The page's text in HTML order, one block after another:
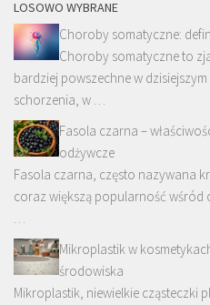
LOSOWO WYBRANE
Choroby somatyczne:
Choroby somatyczne to
bardziej powszechne w dzisiejszym
schorzenia, w …
Fasola czarna –
odżywcze
Fasola czarna, często nazywana
coraz większą popularność wśród
…
Mikroplastik w
środowiska
Mikroplastik, niewielkie cząsteczki